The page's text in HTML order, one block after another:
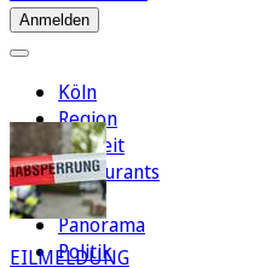
Anmelden
Köln
Region
Freizeit
Restaurants
FC
Panorama
Politik
EILMELDUNG